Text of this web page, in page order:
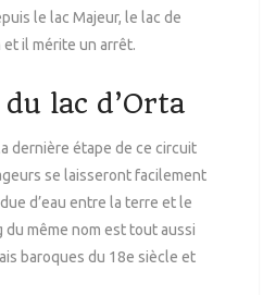
le lac Majeur, le lac de
et il mérite un arrêt.
lac d’Orta
dernière étape de ce circuit
se laisseront facilement
d’eau entre la terre et le
du même nom est tout aussi
baroques du 18e siècle et